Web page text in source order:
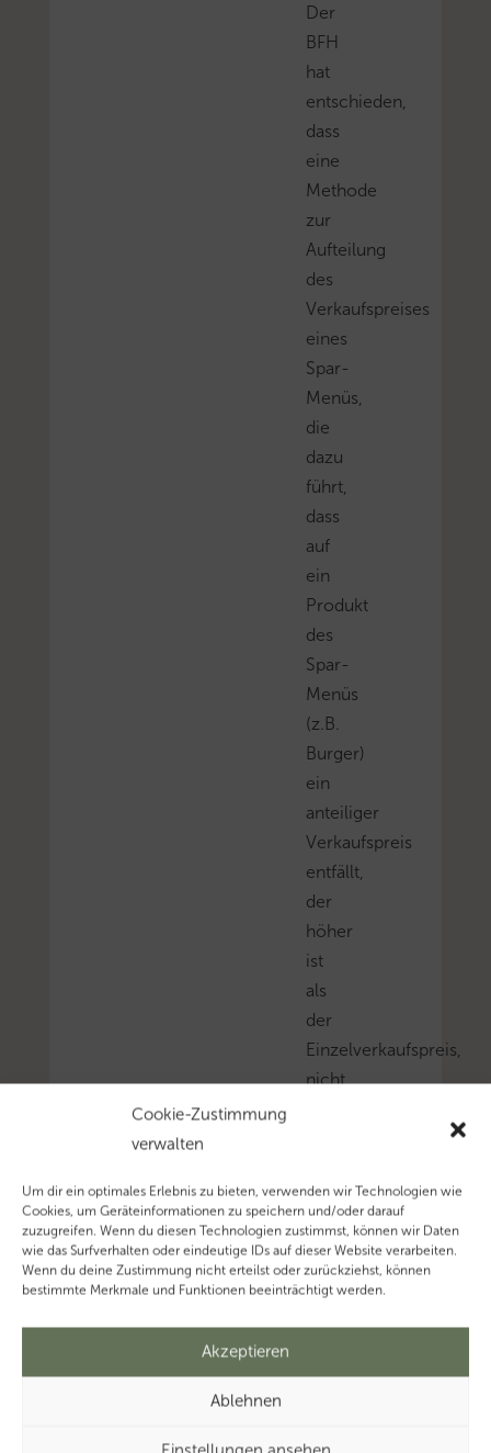
Cookie-Zustimmung
verwalten
Um dir ein optimales Erlebnis zu bieten, verwenden wir Technologien wie
Cookies, um Geräteinformationen zu speichern und/oder darauf
zuzugreifen. Wenn du diesen Technologien zustimmst, können wir Daten
wie das Surfverhalten oder eindeutige IDs auf dieser Website verarbeiten.
Wenn du deine Zustimmung nicht erteilst oder zurückziehst, können
bestimmte Merkmale und Funktionen beeinträchtigt werden.
Akzeptieren
Ablehnen
Der
BFH
hat
entschieden,
dass
eine
Methode
zur
Aufteilung
des
Verkaufspreises
eines
Spar-
Menüs,
die
dazu
führt,
dass
auf
ein
Produkt
des
Spar-
Menüs
(z.B.
Burger)
ein
anteiliger
Verkaufspreis
entfällt,
der
höher
ist
als
der
Einzelverkaufspreis,
nicht
zum
Thema
‚Umsatzsteuer’…
Mehr
‚Steuersatz’…